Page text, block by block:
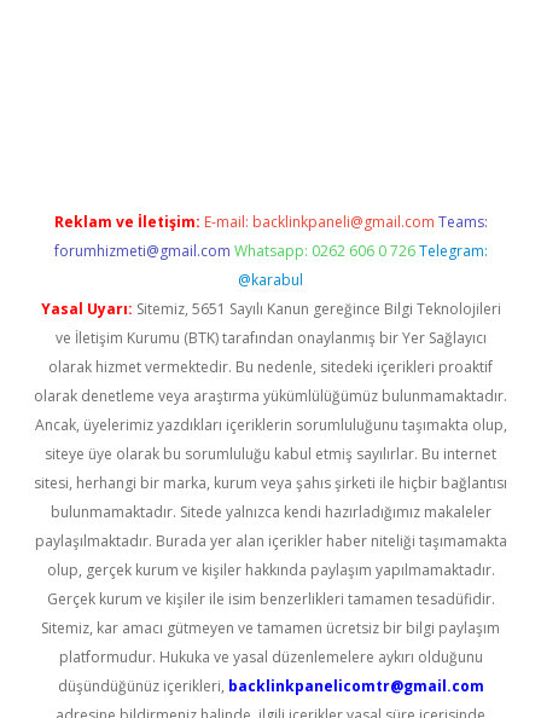
Reklam ve İletişim: E-mail: backlinkpaneli@gmail.com Teams:
forumhizmeti@gmail.com Whatsapp: 0262 606 0 726 Telegram:
@karabul
Yasal Uyarı: Sitemiz, 5651 Sayılı Kanun gereğince Bilgi Teknolojileri
ve İletişim Kurumu (BTK) tarafından onaylanmış bir Yer Sağlayıcı
olarak hizmet vermektedir. Bu nedenle, sitedeki içerikleri proaktif
olarak denetleme veya araştırma yükümlülüğümüz bulunmamaktadır.
Ancak, üyelerimiz yazdıkları içeriklerin sorumluluğunu taşımakta olup,
siteye üye olarak bu sorumluluğu kabul etmiş sayılırlar. Bu internet
sitesi, herhangi bir marka, kurum veya şahıs şirketi ile hiçbir bağlantısı
bulunmamaktadır. Sitede yalnızca kendi hazırladığımız makaleler
paylaşılmaktadır. Burada yer alan içerikler haber niteliği taşımamakta
olup, gerçek kurum ve kişiler hakkında paylaşım yapılmamaktadır.
Gerçek kurum ve kişiler ile isim benzerlikleri tamamen tesadüfidir.
Sitemiz, kar amacı gütmeyen ve tamamen ücretsiz bir bilgi paylaşım
platformudur. Hukuka ve yasal düzenlemelere aykırı olduğunu
düşündüğünüz içerikleri, backlinkpanelicomtr@gmail.com